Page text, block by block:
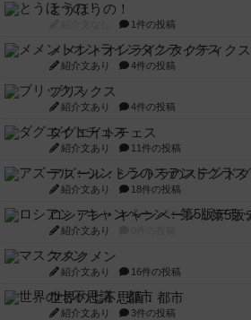
とうほうの！
1件の投稿
メメントオンラインタクティクス
紹介文あり 4件の投稿
ブリックス
紹介文あり 4件の投稿
ダグエイトチェス
紹介文あり 11件の投稿
アズール：シントラのステンド
紹介文あり 18件の投稿
ロシアン・キャンペーン：第5版
紹介文あり
マスクメン
紹介文あり 16件の投稿
世界の七不思議：都市
紹介文あり 3件の投稿